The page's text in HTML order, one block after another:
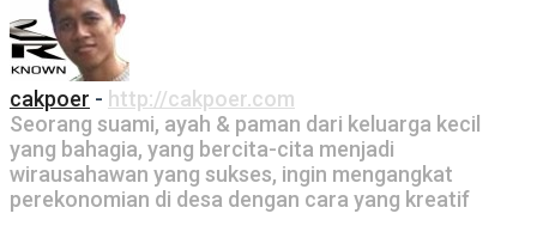
cakpoer - http://cakpoer.com
Seorang suami, ayah & paman dari keluarga kecil
yang bahagia, yang bercita-cita menjadi
wirausahawan yang sukses, ingin mengangkat
perekonomian di desa dengan cara yang kreatif